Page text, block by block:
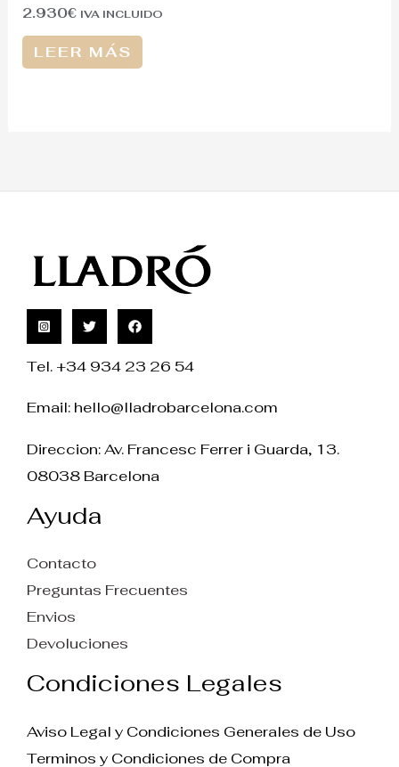
2.930€ IVA INCLUIDO
LEER MÁS
Tel. +34 934 23 26 54
Email: hello@lladrobarcelona.com
Direccion: Av. Francesc Ferrer i Guarda, 13.
08038 Barcelona
Ayuda
Contacto
Preguntas Frecuentes
Envios
Devoluciones
Condiciones Legales
Aviso Legal y Condiciones Generales de Uso
Terminos y Condiciones de Compra